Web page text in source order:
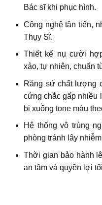
Bác sĩ khi phục hình.
Công nghệ tân tiến,
Thụy Sĩ.
Thiết kế nụ cười
xảo, tự nhiên, chuẩn
Răng sứ chất lượng
cứng chắc gấp nhiều
bị xuống tone màu
Hệ thống vô trùng
phòng tránh lây
Thời gian bảo hành
an tâm và quyền lợi